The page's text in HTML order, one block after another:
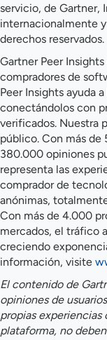
servicio, de Gartner,
internacionalmente
derechos reservados.
Gartner Peer
compradores de
Peer Insights ayuda
conectándolos con
verificados. Nuestra
público. Con más de
380.000 opiniones
representa las
comprador de
anónimas,
Con más de 4.000
mercados, el tráfico
creciendo
información, visite
El contenido de
opiniones de
propias experiencias
plataforma, no